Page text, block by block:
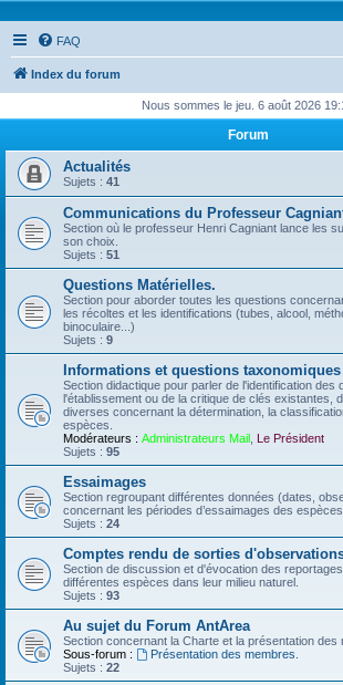
FAQ
Index du forum
Nous sommes le jeu. 6 août 2026
Forum
Actualités
Sujets : 41
Communications du Professeur
Section où le professeur Henri Cagniant lance les
son choix.
Sujets : 51
Questions Matérielles.
Section pour aborder toutes les questions
les récoltes et les identifications (tubes, alcool,
binoculaire...)
Sujets : 9
Informations et questions taxonomiques
Section didactique pour parler de l'identification des
l'établissement ou de la critique de clés existantes,
diverses concernant la détermination, la
espèces.
Modérateurs : Administrateurs Mail Le Président
Sujets : 95
Essaimages
Section regroupant différentes données (dates,
concernant les périodes d’essaimages des
Sujets : 24
Comptes rendu de sorties
Section de discussion et d'évocation des
différentes espèces dans leur milieu naturel.
Sujets : 93
Au sujet du Forum AntArea
Section concernant la Charte et la présentation des
Sous-forum :
Présentation des membres.
Sujets : 22